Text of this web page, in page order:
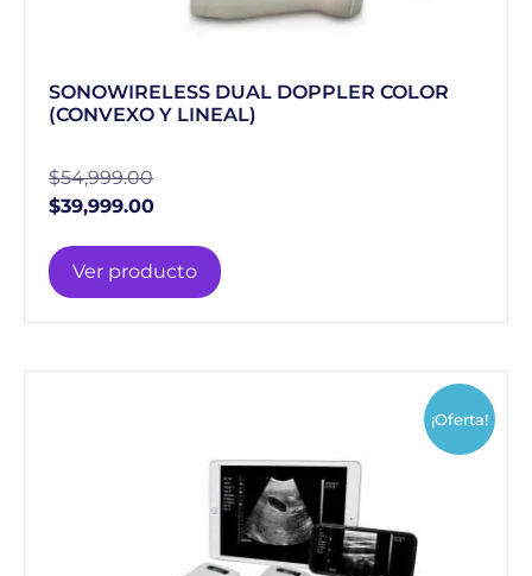
SONOWIRELESS DUAL DOPPLER COLOR
(CONVEXO Y LINEAL)
$54,999.00
$39,999.00
Ver producto
¡Oferta!